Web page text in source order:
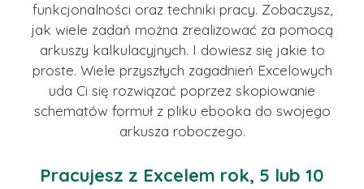
funkcjonalności oraz techniki pracy. Zobaczysz,
jak wiele zadań można zrealizować za pomocą
arkuszy kalkulacyjnych. I dowiesz się jakie to
proste. Wiele przyszłych zagadnień Excelowych
uda Ci się rozwiązać poprzez skopiowanie
schematów formuł z pliku ebooka do swojego
arkusza roboczego.
Pracujesz z Excelem rok, 5 lub 10